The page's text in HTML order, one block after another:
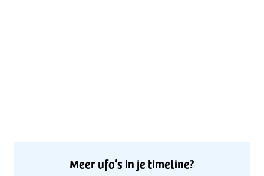
Meer ufo’s in je timeline?